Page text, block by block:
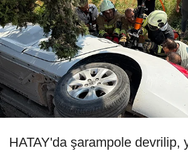
HATAY'da şarampole devrilip,